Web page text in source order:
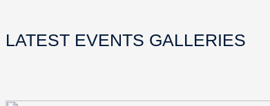
LATEST EVENTS GALLERIES